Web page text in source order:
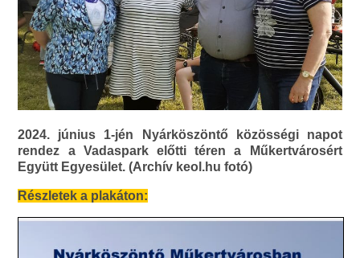
2024. június 1-jén Nyárköszöntő közösségi napot
rendez a Vadaspark előtti téren a Műkertvárosért
Együtt Egyesület. (Archív keol.hu fotó)
Részletek a plakáton: